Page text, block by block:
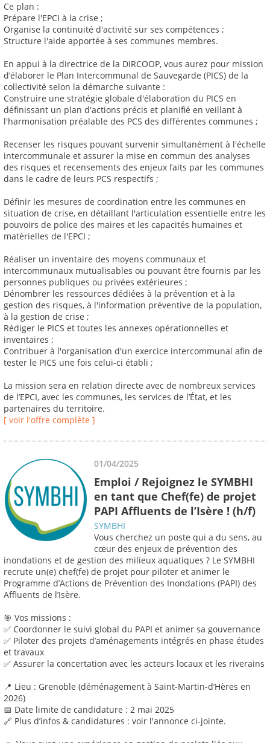
Ce plan :
Prépare l'EPCI à la crise ;
Organise la continuité d'activité sur ses compétences ;
Structure l'aide apportée à ses communes membres.
En appui à la directrice de la DIRCOOP, vous aurez pour mission
d’élaborer le Plan Intercommunal de Sauvegarde (PICS) de la
collectivité selon la démarche suivante :
Construire une stratégie globale d'élaboration du PICS en
définissant un plan d'actions précis et planifié en veillant à
l'harmonisation préalable des PCS des différentes communes ;
Recenser les risques pouvant survenir simultanément à l'échelle
intercommunale et assurer la mise en commun des analyses
des risques et recensements des enjeux faits par les communes
dans le cadre de leurs PCS respectifs ;
Définir les mesures de coordination entre les communes en
situation de crise, en détaillant l'articulation essentielle entre les
pouvoirs de police des maires et les capacités humaines et
matérielles de l'EPCI ;
Réaliser un inventaire des moyens communaux et
intercommunaux mutualisables ou pouvant être fournis par les
personnes publiques ou privées extérieures ;
Dénombrer les ressources dédiées à la prévention et à la
gestion des risques, à l'information préventive de la population,
à la gestion de crise ;
Rédiger le PICS et toutes les annexes opérationnelles et
inventaires ;
Contribuer à l'organisation d'un exercice intercommunal afin de
tester le PICS une fois celui-ci établi ;
La mission sera en relation directe avec de nombreux services
de l’EPCI, avec les communes, les services de l’État, et les
partenaires du territoire.
[ voir l'offre complète ]
01/04/2025
Emploi / Rejoignez le SYMBHI
en tant que Chef(fe) de projet
PAPI Affluents de l’Isère ! (h/f)
SYMBHI
Vous cherchez un poste qui a du sens, au
cœur des enjeux de prévention des
inondations et de gestion des milieux aquatiques ? Le SYMBHI
recrute un(e) chef(fe) de projet pour piloter et animer le
Programme d’Actions de Prévention des Inondations (PAPI) des
Affluents de l’Isère.
🎯 Vos missions :
✅ Coordonner le suivi global du PAPI et animer sa gouvernance
✅ Piloter des projets d’aménagements intégrés en phase études
et travaux
✅ Assurer la concertation avec les acteurs locaux et les riverains
📍 Lieu : Grenoble (déménagement à Saint-Martin-d’Hères en
2026)
📅 Date limite de candidature : 2 mai 2025
🔗 Plus d’infos & candidatures : voir l'annonce ci-jointe.